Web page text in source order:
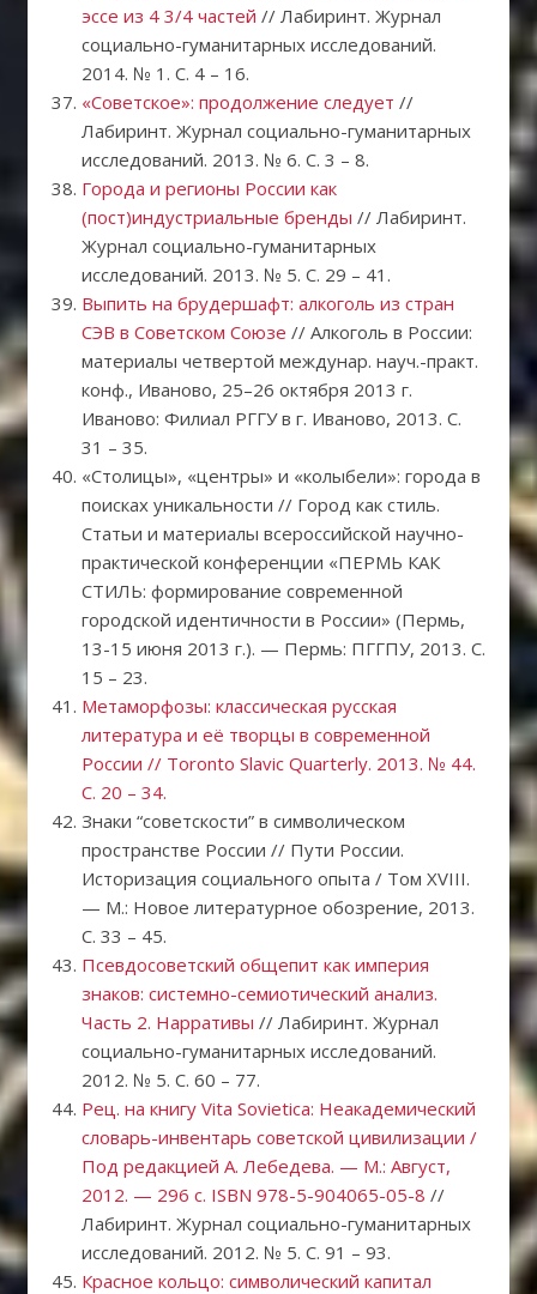
эссе из 4 3/4 частей // Лабиринт. Журнал
социально-гуманитарных исследований.
2014. № 1. С. 4 – 16.
«Советское»: продолжение следует //
Лабиринт. Журнал социально-гуманитарных
исследований. 2013. № 6. С. 3 – 8.
Города и регионы России как
(пост)индустриальные бренды // Лабиринт.
Журнал социально-гуманитарных
исследований. 2013. № 5. С. 29 – 41.
Выпить на брудершафт: алкоголь из стран
СЭВ в Советском Союзе // Алкоголь в России:
материалы четвертой междунар. науч.-практ.
конф., Иваново, 25–26 октября 2013 г.
Иваново: Филиал РГГУ в г. Иваново, 2013. С.
31 – 35.
«Столицы», «центры» и «колыбели»: города в
поисках уникальности // Город как стиль.
Статьи и материалы всероссийской научно-
практической конференции «ПЕРМЬ КАК
СТИЛЬ: формирование современной
городской идентичности в России» (Пермь,
13-15 июня 2013 г.). — Пермь: ПГГПУ, 2013. С.
15 – 23.
Метаморфозы: классическая русская
литература и её творцы в современной
России // Toronto Slavic Quarterly. 2013. № 44.
С. 20 – 34.
Знаки “советскости” в символическом
пространстве России // Пути России.
Историзация социального опыта / Том XVIII.
— М.: Новое литературное обозрение, 2013.
С. 33 – 45.
Псевдосоветский общепит как империя
знаков: системно-семиотический анализ.
Часть 2. Нарративы // Лабиринт. Журнал
социально-гуманитарных исследований.
2012. № 5. С. 60 – 77.
Рец. на книгу Vita Sovietica: Неакадемический
словарь-инвентарь советской цивилизации /
Под редакцией А. Лебедева. — М.: Август,
2012. — 296 с. ISBN 978-5-904065-05-8 //
Лабиринт. Журнал социально-гуманитарных
исследований. 2012. № 5. С. 91 – 93.
Красное кольцо: символический капитал